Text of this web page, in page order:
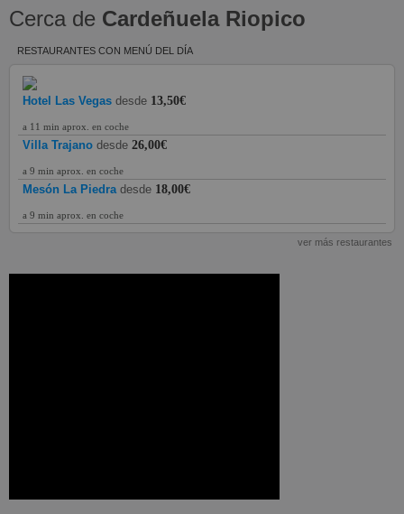
Cerca de Cardeñuela Riopico
RESTAURANTES CON MENÚ DEL DÍA
Hotel Las Vegas desde 13,50€
a 11 min aprox. en coche
Villa Trajano desde 26,00€
a 9 min aprox. en coche
Mesón La Piedradesde 18,00€
a 9 min aprox. en coche
ver más restaurantes